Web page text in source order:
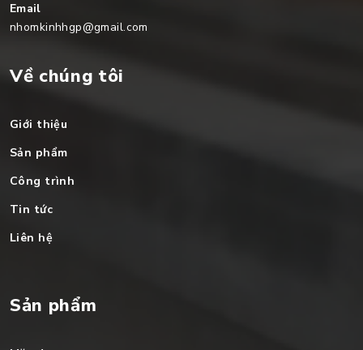
Email
nhomkinhhgp@gmail.com
Về chúng tôi
Giới thiệu
Sản phẩm
Công trình
Tin tức
Liên hệ
Sản phẩm